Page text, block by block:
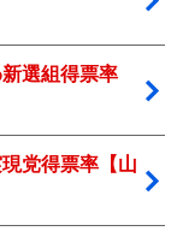
選組得票率
党得票率【山